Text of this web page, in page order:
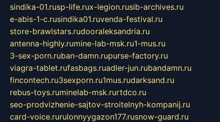
sindika-01.rusp-life.rux-legion.rusib-archives.ru
e-abis-1-c.rusindika01.ruvenda-festival.ru
store-brawlstars.rudooraleksandria.ru
antenna-highly.rumine-lab-msk.ru1-mus.ru
3-sex-porn.ruban-damn.rupurse-factory.ru
viagra-tablet.rufasbags.ruadler-jun.rubandamn.ru
fincontech.ru3sexporn.ru1mus.rudarksand.ru
rebus-toys.ruminelab-msk.rurtdco.ru
seo-prodvizhenie-sajtov-stroitelnyh-kompanij.ru
card-voice.rurulonnyygazon177.rusnow-guard.ru